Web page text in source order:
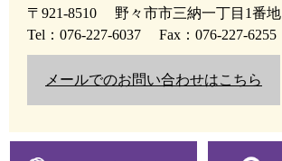
〒921-8510
野々市市三納一丁目1番地
Tel：076-227-6037
Fax：076-227-6255
メールでのお問い合わせはこちら